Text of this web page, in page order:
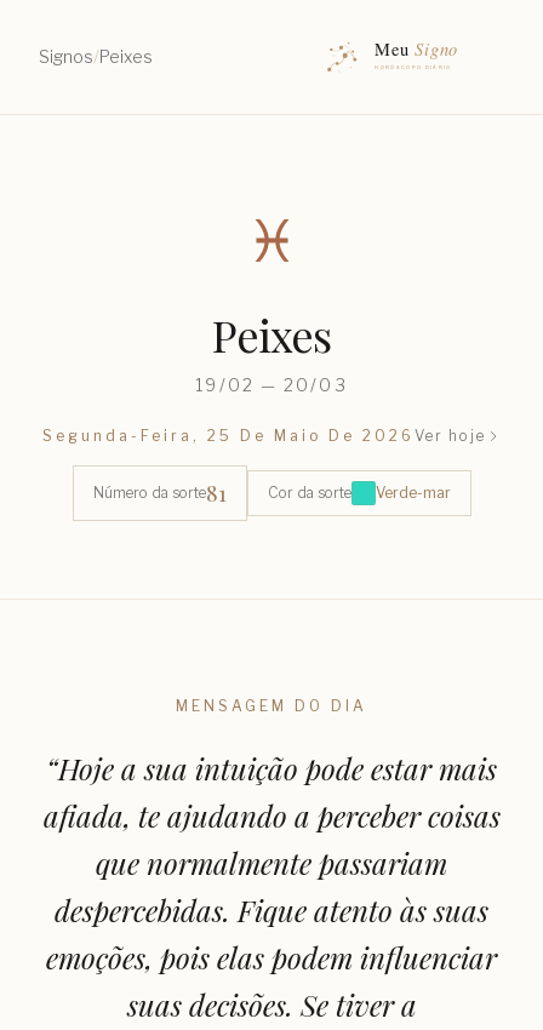
Signos/Peixes
♓︎
Peixes
19/02 — 20/03
Segunda-Feira, 25 De Maio De 2026Ver hoje
Número da sorte81 Cor da sorte Verde-mar
MENSAGEM DO DIA
“Hoje a sua intuição pode estar mais
afiada, te ajudando a perceber coisas
que normalmente passariam
despercebidas. Fique atento às suas
emoções, pois elas podem influenciar
suas decisões. Se tiver a